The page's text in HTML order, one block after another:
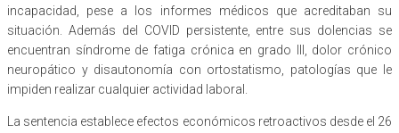
incapacidad, pese a los informes médicos que acreditaban su
situación. Además del COVID persistente, entre sus dolencias se
encuentran síndrome de fatiga crónica en grado III, dolor crónico
neuropático y disautonomía con ortostatismo, patologías que le
impiden realizar cualquier actividad laboral.
La sentencia establece efectos económicos retroactivos desde el 26